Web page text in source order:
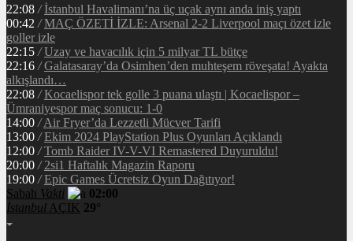
22:08 / İstanbul Havalimanı’na üç uçak aynı anda iniş yaptı
00:42 / MAÇ ÖZETİ İZLE: Arsenal 2-2 Liverpool maçı özet izle
goller izle
22:15 / Uzay ve havacılık için 5 milyar TL bütçe
22:16 / Galatasaray’da Osimhen’den muhteşem röveşata! Ayakta
alkışlandı…
22:08 / Kocaelispor tek golle 3 puana ulaştı | Kocaelispor –
Ümraniyespor maç sonucu: 1-0
14:00 / Air Fryer’da Lezzetli Mücver Tarifi
13:00 / Ekim 2024 PlayStation Plus Oyunları Açıklandı
12:00 / Tomb Raider IV-V-VI Remastered Duyuruldu!
20:00 / 2si1 Haftalık Magazin Raporu
19:00 / Epic Games Ücretsiz Oyun Dağıtıyor!
Sabah Vakti
02:00
İstanbul AÇIK 29°